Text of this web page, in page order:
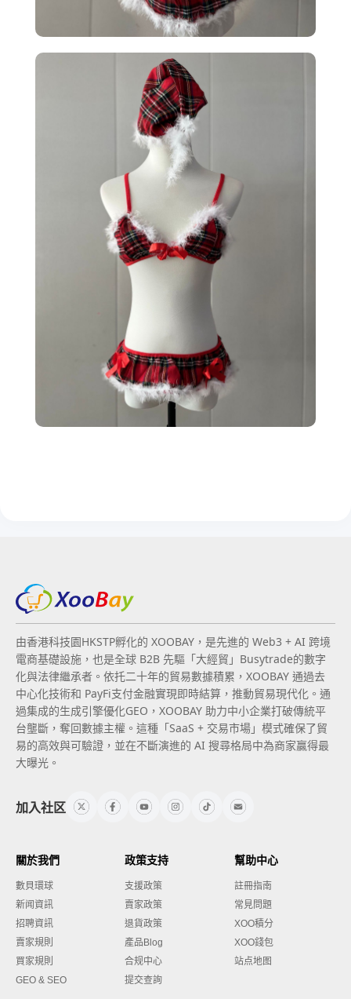
由香港科技園HKSTP孵化的 XOOBAY，是先進的 Web3 + AI 跨境
電商基礎設施，也是全球 B2B 先驅「大經貿」Busytrade的數字
化與法律繼承者。依托二十年的貿易數據積累，XOOBAY 通過去
中心化技術和 PayFi支付金融實現即時結算，推動貿易現代化。通
過集成的生成引擎優化GEO，XOOBAY 助力中小企業打破傳統平
台壟斷，奪回數據主權。這種「SaaS + 交易市場」模式確保了貿
易的高效與可驗證，並在不斷演進的 AI 搜尋格局中為商家贏得最
大曝光。
加入社区
關於我們
數貝環球
新闻資訊
招聘資訊
賣家規則
買家規則
GEO & SEO
政策支持
支援政策
賣家政策
退貨政策
產品Blog
合规中心
提交查詢
幫助中心
註冊指南
常見問題
XOO積分
XOO錢包
站点地图